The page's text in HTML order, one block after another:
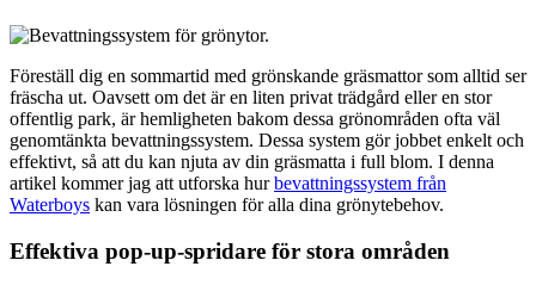
Föreställ dig en sommartid med grönskande gräsmattor som alltid ser
fräscha ut. Oavsett om det är en liten privat trädgård eller en stor
offentlig park, är hemligheten bakom dessa grönområden ofta väl
genomtänkta bevattningssystem. Dessa system gör jobbet enkelt och
effektivt, så att du kan njuta av din gräsmatta i full blom. I denna
artikel kommer jag att utforska hurbevattningssystem från
Waterboys kan vara lösningen för alla dina grönytebehov.
Effektiva pop-up-spridare för stora områden